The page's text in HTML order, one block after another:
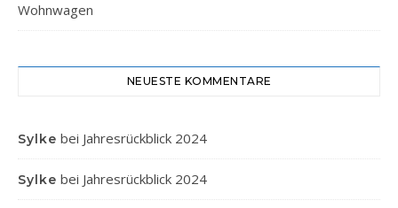
Wohnwagen
NEUESTE KOMMENTARE
Sylke bei Jahresrückblick 2024
Sylke bei Jahresrückblick 2024